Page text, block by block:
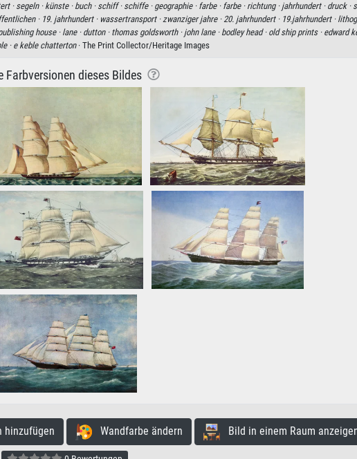
·segeln · künste · buch · schiff · schiffe · geographie · farbe · farbe · richtung · jahrhundert · druck ·
· 19. jahrhundert · wassertransport ·zwanziger jahre ·20. jahrhundert · 19.jahrhundert ·
house · lane · dutton · thomas goldsworth · john lane · bodley head · old ship prints · edward
· e keble chatterton· The Print Collector/Heritage Images
Farbversionen dieses Bildes
Wandfarbe ändern Bild in einem Raum